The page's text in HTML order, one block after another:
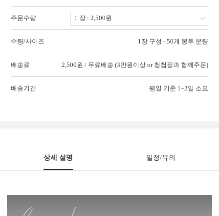
주문수량
수량/사이즈 1장 구성 - 50개 봉투 분량
배송료 2,500원 / 무료배송 (3만원이상 or 청첩장과 함께주문)
배송기간 평일 기준 1~2일 소요
상세 설명 일정/유의